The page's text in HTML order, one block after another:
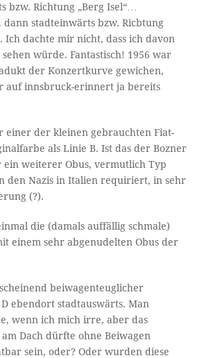
bzw. Richtung „Berg Isel“…
dann stadteinwärts bzw. Ricbtung
Ich dachte mir nicht, dass ich davon
würde. Fantastisch! 1956 war
der Konzertkurve gewichen,
auf innsbruck-erinnert ja bereits
einer der kleinen gebrauchten Fiat-
als Linie B. Ist das der Bozner
ein weiterer Obus, vermutlich Typ
den Nazis in Italien requiriert, in sehr
(?).
die (damals auffällig schmale)
einem sehr abgenudelten Obus der
beiwagenteuglicher
ebendort stadtauswärts. Man
wenn ich mich irre, aber das
Dach dürfte ohne Beiwagen
sein, oder? Oder wurden diese